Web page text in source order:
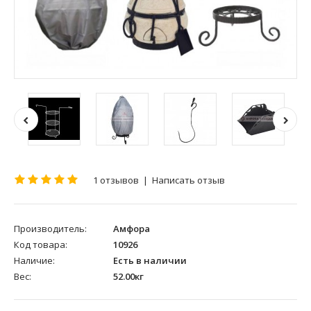
1 отзывов | Написать отзыв
Производитель:
Амфора
Код товара:
10926
Наличие:
Есть в наличии
Вес:
52.00кг